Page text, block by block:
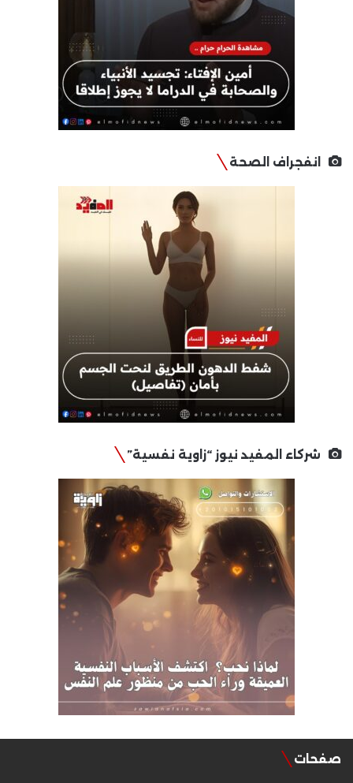
انفجراف الصحة
شركاء المفيد نيوز “زاوية نفسية”
صفحات